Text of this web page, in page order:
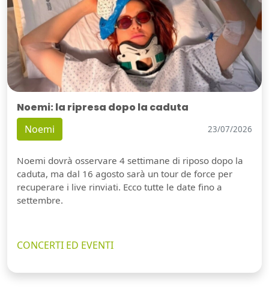
Noemi: la ripresa dopo la caduta
Noemi 23/07/2026
Noemi dovrà osservare 4 settimane di riposo dopo la
caduta, ma dal 16 agosto sarà un tour de force per
recuperare i live rinviati. Ecco tutte le date fino a
settembre.
CONCERTI ED EVENTI